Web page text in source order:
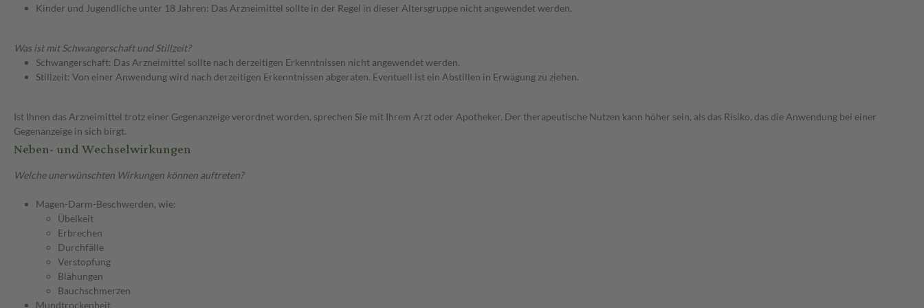
Kinder und Jugendliche unter 18 Jahren: Das Arzneimittel sollte in der Regel in dieser Altersgruppe nicht angewendet werden.
Was ist mit Schwangerschaft und Stillzeit?
Schwangerschaft: Das Arzneimittel sollte nach derzeitigen Erkenntnissen nicht angewendet werden.
Stillzeit: Von einer Anwendung wird nach derzeitigen Erkenntnissen abgeraten. Eventuell ist ein Abstillen in Erwägung zu ziehen.
Ist Ihnen das Arzneimittel trotz einer Gegenanzeige verordnet worden, sprechen Sie mit Ihrem Arzt oder Apotheker. Der therapeutische Nutzen kann höher sein, als das Risiko, das die Anwendung bei einer
Gegenanzeige in sich birgt.
Neben- und Wechselwirkungen
Welche unerwünschten Wirkungen können auftreten?
Magen-Darm-Beschwerden, wie:
Übelkeit
Erbrechen
Durchfälle
Verstopfung
Blähungen
Bauchschmerzen
Mundtrockenheit